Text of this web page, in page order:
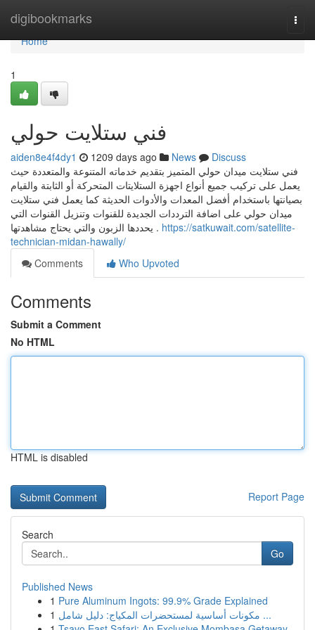
digibookmarks
Home
Home
1
فني ستلايت حولي
aiden8e4f4dy1 1209 days ago News
Discuss
فني ستلايت ميدان حولي المتميز بتقديم خدماته المتنوعة والمتعددة حيث
يعمل على تركيب جميع أنواع اجهزة الستلايتات المتحركة أو الثابتة والقيام
بصيانتها باستخدام أفضل المعدات والأدوات الحديثة كما يعمل فني ستلايت
ميدان حولي على اضافة الترددات الجديدة للقنوات وتنزيل القنوات التي
يحددها الزبون والتي يحتاج مشاهدتها . https://satkuwait.com/satellite-
technician-midan-hawally/
Comments
Who Upvoted
Comments
Submit a Comment
No HTML
HTML is disabled
Report Page
Search
Go
Published News
1 Pure Aluminum Ingots: 99.9% Grade Explained
1
مكونات أساسية لمستحضرات المكياج: دليل شامل ...